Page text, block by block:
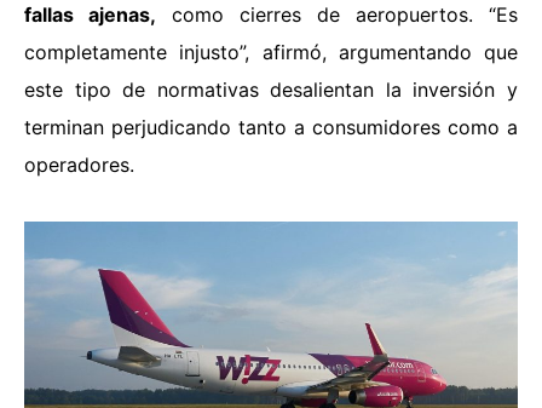
fallas ajenas, como cierres de aeropuertos. “Es
completamente injusto”, afirmó, argumentando que
este tipo de normativas desalientan la inversión y
terminan perjudicando tanto a consumidores como a
operadores.